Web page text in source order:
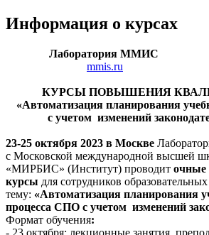
Информация о курсах
Лаборатория ММИС
mmis.ru
КУРСЫ ПОВЫШЕНИЯ
«Автоматизация планирования
с учетом изменений
23-25 октября 2023 в Москве
с Московской международной высшей
«МИРБИС» (Институт) проводит очные
курсы для сотрудников
тему: «Автоматизация планирования
процесса СПО с учетом изменений
Формат обучения:
- 23 октября: лекционные занятия,